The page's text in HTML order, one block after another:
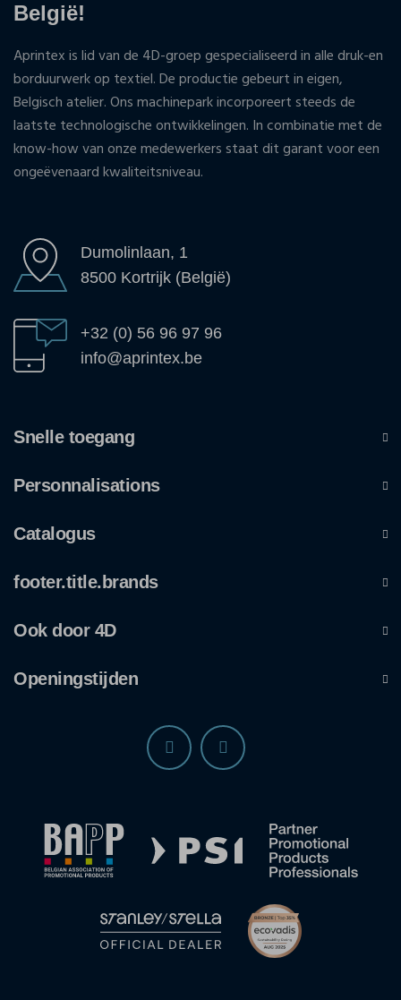
België!
Aprintex is lid van de 4D-groep gespecialiseerd in alle druk-en
borduurwerk op textiel. De productie gebeurt in eigen,
Belgisch atelier. Ons machinepark incorporeert steeds de
laatste technologische ontwikkelingen. In combinatie met de
know-how van onze medewerkers staat dit garant voor een
ongeëvenaard kwaliteitsniveau.
Dumolinlaan, 1
8500 Kortrijk (België)
+32 (0) 56 96 97 96
info@aprintex.be
Snelle toegang
Personnalisations
Catalogus
footer.title.brands
Ook door 4D
Openingstijden